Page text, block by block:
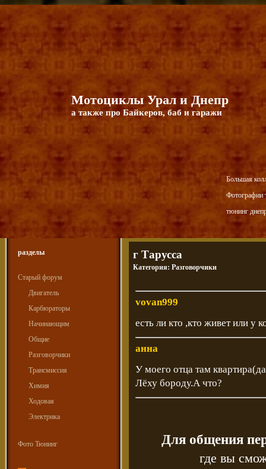
Мотоциклы Урал и Днепр
а также про Байкеров, баб и гаражи
Большая
Фотографии
тюнинг
разделы
Старый форум
Двигатель
Карбюраторы
Начинающим
Общие
Разговорчики
Трансмиссия
Химия
Ходовая
Электрика
Фото Тюнинг
г Тарусса
Категория: Разговорчики
vovan999
есть ли кто ,кто живет или у
анна
У моего отца там
Лёху бороду.А что?
Для общения
где вы